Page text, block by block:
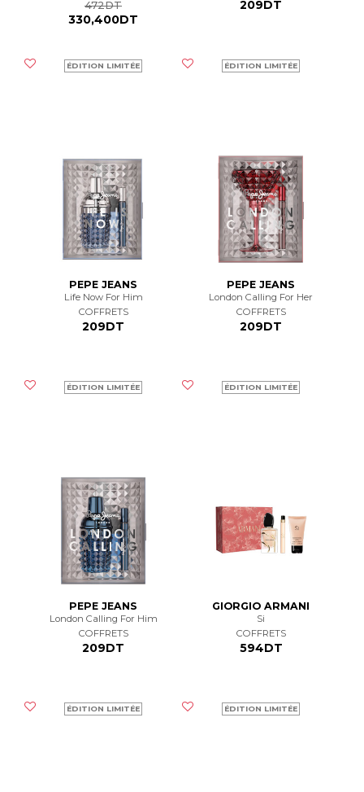
472DT
330,400DT
ÉDITION LIMITÉE
209DT
ÉDITION LIMITÉE
PEPE JEANS
Life Now For Him
COFFRETS
209DT
ÉDITION LIMITÉE
PEPE JEANS
London Calling For Her
COFFRETS
209DT
ÉDITION LIMITÉE
PEPE JEANS
London Calling For Him
COFFRETS
209DT
ÉDITION LIMITÉE
GIORGIO ARMANI
Si
COFFRETS
594DT
ÉDITION LIMITÉE